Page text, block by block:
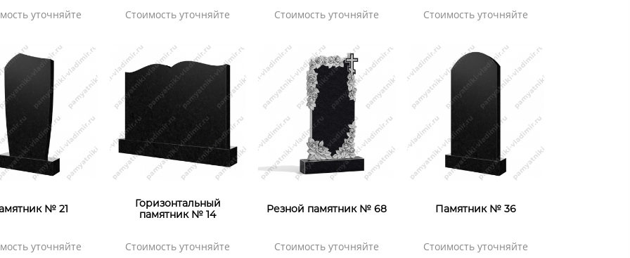
уточняйте Стоимость уточняйте Стоимость уточняйте Стоимость уточняйте
№ 21
уточняйте
Горизонтальный
памятник № 14
Стоимость уточняйте
Резной памятник № 68
Стоимость уточняйте
Памятник № 36
Стоимость уточняйте